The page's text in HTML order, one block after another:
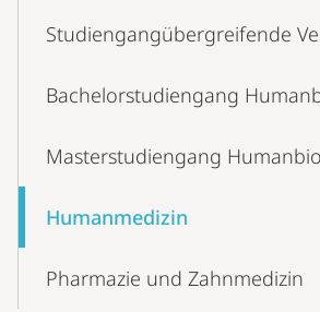
Studiengangübergreifende
Bachelorstudiengang
Masterstudiengang
Humanmedizin
Pharmazie und Zahnmedizin